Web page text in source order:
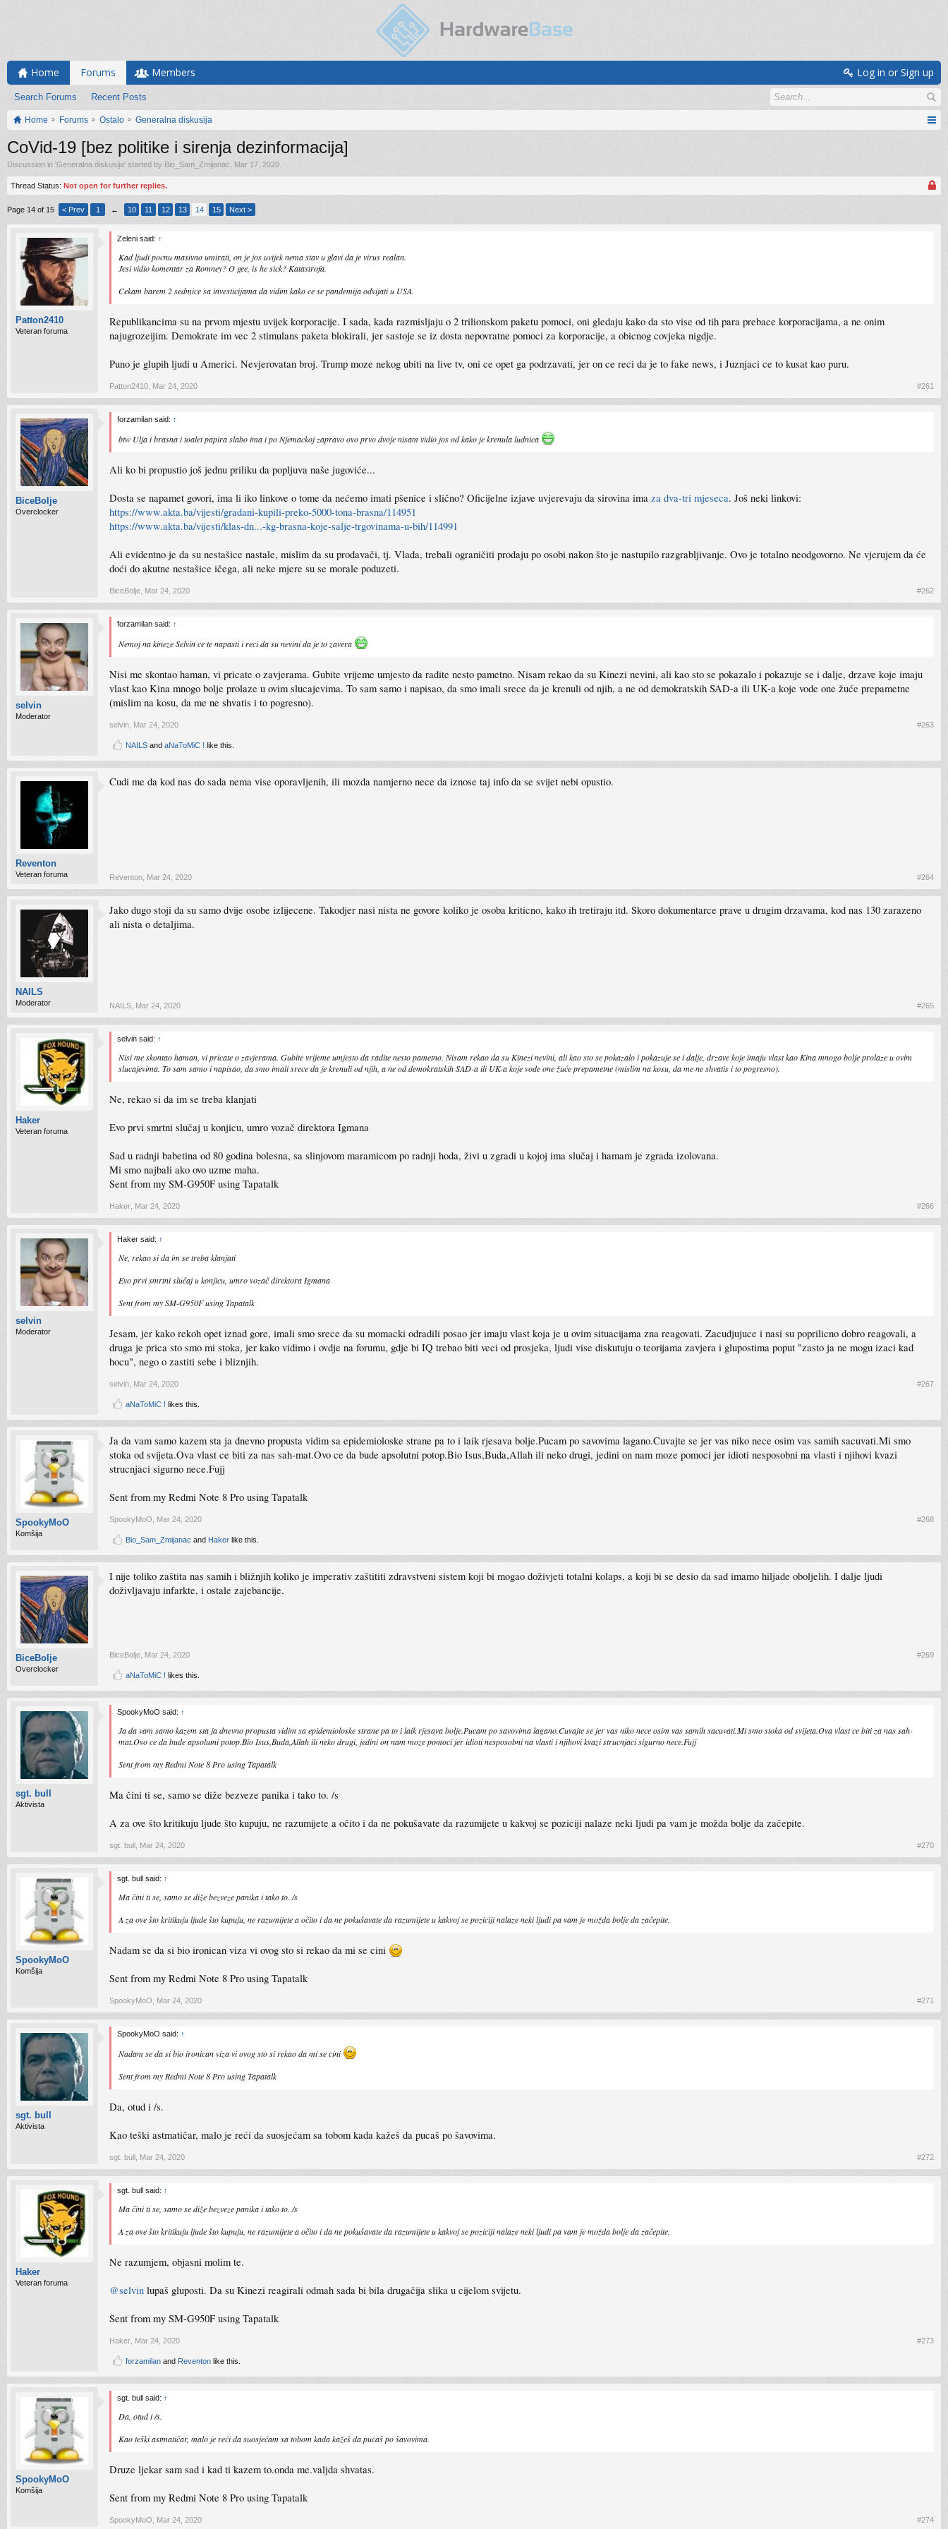
Home Forums
Search Forums Recent Posts
Members Log in or Sign up
Home Forums Ostalo Generalna diskusija
CoVid-19 [bez politike i sirenja dezinformacija]
Discussion in 'Generalna diskusija' started by Bio_Sam_Zmijanac Mar 17, 2020
Thread Status: Not open for further replies.
Page 14 of 15 < Prev 1 ← 10 11 12 13 14 15 Next >
Patton2410
Veteran foruma
Zeleni said: ↑
Kad ljudi pocnu masivno umirati, on je jos uvijek nema stav u glavi da je virus realan.
Jesi vidio komentar za Romney? O gee, is he sick? Katastrofa.
Cekam barem 2 sedmice sa investicijama da vidim kako ce se pandemija odvijati u USA.
Republikancima su na prvom mjestu uvijek korporacije. I sada, kada razmisljaju o 2 trilionskom paketu pomoci, oni gledaju kako da sto vise od tih para prebace korporacijama, a ne onim
najugrozeijim. Demokrate im vec 2 stimulans paketa blokirali, jer sastoje se iz dosta nepovratne pomoci za korporacije, a obicnog covjeka nigdje.
Puno je glupih ljudi u Americi. Nevjerovatan broj. Trump moze nekog ubiti na live tv, oni ce opet ga podrzavati, jer on ce reci da je to fake news, i Juznjaci ce to kusat kao puru.
Patton2410 Mar 24, 2020 #261
BiceBolje
Overclocker
forzamilan said: ↑
btw Ulja i brasna i toalet papira slabo ima i po Njemackoj zapravo ovo prvo dvoje nisam vidio jos od kako je krenula ludnica
Ali ko bi propustio još jednu priliku da popljuva naše jugoviće...
Dosta se napamet govori, ima li iko linkove o tome da nećemo imati pšenice i slično? Oficijelne izjave uvjerevaju da sirovina ima za dva-tri mjeseca. Još neki linkovi:
https://www.akta.ba/vijesti/gradani-kupili-preko-5000-tona-brasna/114951
https://www.akta.ba/vijesti/klas-dn...-kg-brasna-koje-salje-trgovinama-u-bih/114991
Ali evidentno je da su nestašice nastale, mislim da su prodavači, tj. Vlada, trebali ograničiti prodaju po osobi nakon što je nastupilo razgrabljivanje. Ovo je totalno neodgovorno. Ne vjerujem da će
doći do akutne nestašice ičega, ali neke mjere su se morale poduzeti.
BiceBolje Mar 24, 2020 #262
selvin
Moderator
forzamilan said: ↑
Nemoj na kineze Selvin ce te napasti i reci da su nevini da je to zavera
Nisi me skontao haman, vi pricate o zavjerama. Gubite vrijeme umjesto da radite nesto pametno. Nisam rekao da su Kinezi nevini, ali kao sto se pokazalo i pokazuje se i dalje, drzave koje imaju
vlast kao Kina mnogo bolje prolaze u ovim slucajevima. To sam samo i napisao, da smo imali srece da je krenuli od njih, a ne od demokratskih SAD-a ili UK-a koje vode one žuće prepametne
(mislim na kosu, da me ne shvatis i to pogresno).
selvin Mar 24, 2020 #263
NAILS and aNaToMiC ! like this.
Reventon
Veteran foruma
Cudi me da kod nas do sada nema vise oporavljenih, ili mozda namjerno nece da iznose taj info da se svijet nebi opustio.
Reventon Mar 24, 2020 #264
NAILS
Moderator
Jako dugo stoji da su samo dvije osobe izlijecene. Takodjer nasi nista ne govore koliko je osoba kriticno, kako ih tretiraju itd. Skoro dokumentarce prave u drugim drzavama, kod nas 130 zarazeno
ali nista o detaljima.
NAILS Mar 24, 2020 #265
Haker
Veteran foruma
selvin said: ↑
Nisi me skontao haman, vi pricate o zavjerama. Gubite vrijeme umjesto da radite nesto pametno. Nisam rekao da su Kinezi nevini, ali kao sto se pokazalo i pokazuje se i dalje, drzave koje imaju vlast kao Kina mnogo bolje prolaze u ovim
slucajevima. To sam samo i napisao, da smo imali srece da je krenuli od njih, a ne od demokratskih SAD-a ili UK-a koje vode one žuće prepametne (mislim na kosu, da me ne shvatis i to pogresno).
Ne, rekao si da im se treba klanjati
Evo prvi smrtni slučaj u konjicu, umro vozač direktora Igmana
Sad u radnji babetina od 80 godina bolesna, sa slinjovom maramicom po radnji hoda, živi u zgradi u kojoj ima slučaj i hamam je zgrada izolovana.
Mi smo najbali ako ovo uzme maha.
Sent from my SM-G950F using Tapatalk
Haker Mar 24, 2020 #266
selvin
Moderator
Haker said: ↑
Ne, rekao si da im se treba klanjati
Evo prvi smrtni slučaj u konjicu, umro vozač direktora Igmana
Sent from my SM-G950F using Tapatalk
Jesam, jer kako rekoh opet iznad gore, imali smo srece da su momacki odradili posao jer imaju vlast koja je u ovim situacijama zna reagovati. Zacudjujuce i nasi su poprilicno dobro reagovali, a
druga je prica sto smo mi stoka, jer kako vidimo i ovdje na forumu, gdje bi IQ trebao biti veci od prosjeka, ljudi vise diskutuju o teorijama zavjera i glupostima poput "zasto ja ne mogu izaci kad
hocu", nego o zastiti sebe i bliznjih.
selvin Mar 24, 2020 #267
aNaToMiC ! likes this.
SpookyMoO
Komšija
Ja da vam samo kazem sta ja dnevno propusta vidim sa epidemioloske strane pa to i laik rjesava bolje.Pucam po savovima lagano.Cuvajte se jer vas niko nece osim vas samih sacuvati.Mi smo
stoka od svijeta.Ova vlast ce biti za nas sah-mat.Ovo ce da bude apsolutni potop.Bio Isus,Buda,Allah ili neko drugi, jedini on nam moze pomoci jer idioti nesposobni na vlasti i njihovi kvazi
strucnjaci sigurno nece.Fujj
Sent from my Redmi Note 8 Pro using Tapatalk
SpookyMoO Mar 24, 2020 #268
Bio_Sam_Zmijanac and Haker like this.
BiceBolje
Overclocker
I nije toliko zaštita nas samih i bližnjih koliko je imperativ zaštititi zdravstveni sistem koji bi mogao doživjeti totalni kolaps, a koji bi se desio da sad imamo hiljade oboljelih. I dalje ljudi
doživljavaju infarkte, i ostale zajebancije.
BiceBolje Mar 24, 2020 #269
aNaToMiC ! likes this.
sgt. bull
Aktivista
SpookyMoO said: ↑
Ja da vam samo kazem sta ja dnevno propusta vidim sa epidemioloske strane pa to i laik rjesava bolje.Pucam po savovima lagano.Cuvajte se jer vas niko nece osim vas samih sacuvati.Mi smo stoka od svijeta.Ova vlast ce biti za nas sah-
mat.Ovo ce da bude apsolutni potop.Bio Isus,Buda,Allah ili neko drugi, jedini on nam moze pomoci jer idioti nesposobni na vlasti i njihovi kvazi strucnjaci sigurno nece.Fujj
Sent from my Redmi Note 8 Pro using Tapatalk
Ma čini ti se, samo se diže bezveze panika i tako to. /s
A za ove što kritikuju ljude što kupuju, ne razumijete a očito i da ne pokušavate da razumijete u kakvoj se poziciji nalaze neki ljudi pa vam je možda bolje da začepite.
sgt. bull Mar 24, 2020 #270
SpookyMoO
Komšija
sgt. bull said: ↑
Ma čini ti se, samo se diže bezveze panika i tako to. /s
A za ove što kritikuju ljude što kupuju, ne razumijete a očito i da ne pokušavate da razumijete u kakvoj se poziciji nalaze neki ljudi pa vam je možda bolje da začepite.
Nadam se da si bio ironican viza vi ovog sto si rekao da mi se cini
Sent from my Redmi Note 8 Pro using Tapatalk
SpookyMoO Mar 24, 2020 #271
sgt. bull
Aktivista
SpookyMoO said: ↑
Nadam se da si bio ironican viza vi ovog sto si rekao da mi se cini
Sent from my Redmi Note 8 Pro using Tapatalk
Da, otud i /s.
Kao teški astmatičar, malo je reći da suosjećam sa tobom kada kažeš da pucaš po šavovima.
sgt. bull Mar 24, 2020 #272
Haker
Veteran foruma
sgt. bull said: ↑
Ma čini ti se, samo se diže bezveze panika i tako to. /s
A za ove što kritikuju ljude što kupuju, ne razumijete a očito i da ne pokušavate da razumijete u kakvoj se poziciji nalaze neki ljudi pa vam je možda bolje da začepite.
Ne razumjem, objasni molim te.
@selvin lupaš gluposti. Da su Kinezi reagirali odmah sada bi bila drugačija slika u cijelom svijetu.
Sent from my SM-G950F using Tapatalk
Haker Mar 24, 2020 #273
forzamilan and Reventon like this.
SpookyMoO
Komšija
sgt. bull said: ↑
Da, otud i /s.
Kao teški astmatičar, malo je reći da suosjećam sa tobom kada kažeš da pucaš po šavovima.
Druze ljekar sam sad i kad ti kazem to.onda me.valjda shvatas.
Sent from my Redmi Note 8 Pro using Tapatalk
SpookyMoO Mar 24, 2020 #274